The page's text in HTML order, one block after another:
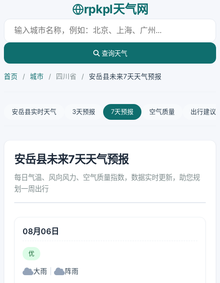
rpkpl天气网
查询天气
首页 / 城市 / 四川省 / 安岳县未来7天天气预报
安岳县实时天气 3天预报 7天预报 空气质量 出行建议
安岳县未来7天天气预报
每日气温、风向风力、空气质量指数，数据实时更新，助您规
划一周出行
08月06日
优
大雨 阵雨